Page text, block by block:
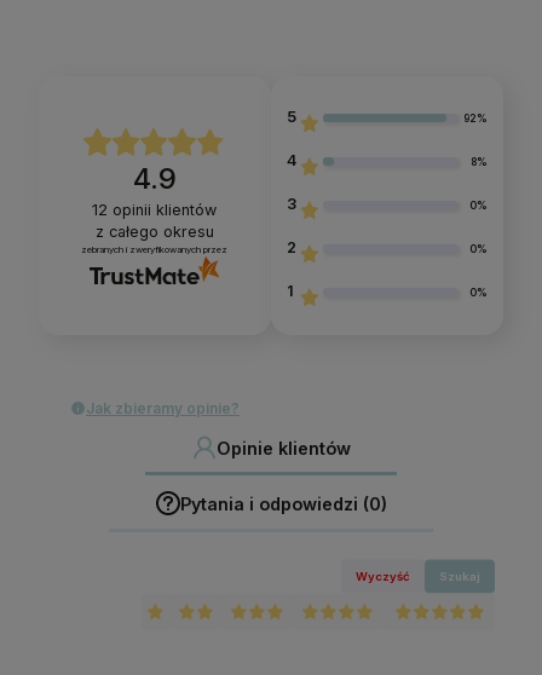
4.9
12 opinii klientów
z całego okresu
zebranych i zweryfikowanych przez
5 92%
4 8%
3 0%
2 0%
1 0%
Jak zbieramy opinie?
Opinie klientów
Pytania i odpowiedzi (0)
Wyczyść Szukaj